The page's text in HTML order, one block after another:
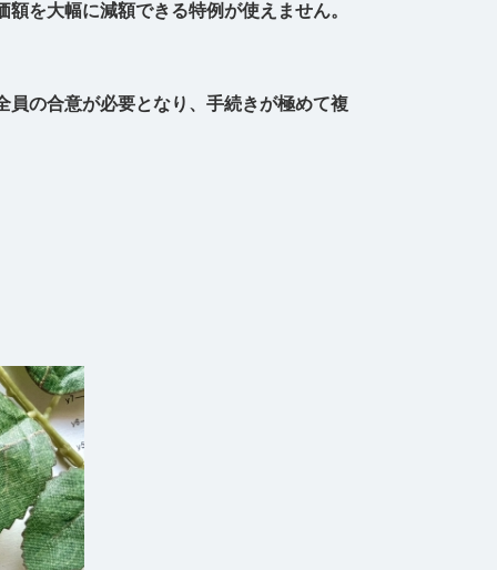
を大幅に減額できる特例が使えません。
員の合意が必要となり、手続きが極めて複